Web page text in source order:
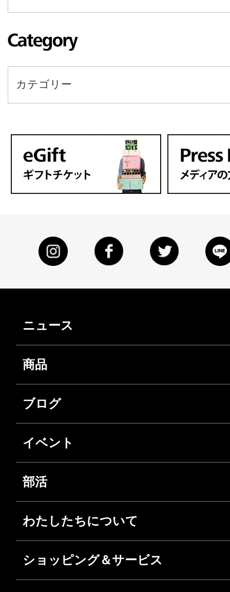
カテゴリー
ニュース
商品
ブログ
イベント
部活
わたしたちについて
ショッピング＆サービス